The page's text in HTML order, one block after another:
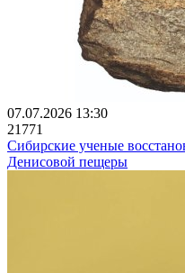
07.07.2026 13:30
21771
Сибирские ученые
Денисовой пещеры